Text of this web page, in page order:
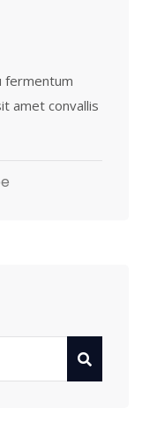
fermentum
amet convallis